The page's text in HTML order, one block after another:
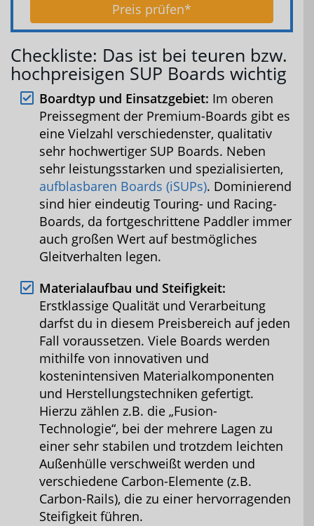
Preis prüfen*
Checkliste: Das ist bei teuren bzw.
hochpreisigen SUP Boards wichtig
Boardtyp und Einsatzgebiet: Im oberen
Preissegment der Premium-Boards gibt es
eine Vielzahl verschiedenster, qualitativ
sehr hochwertiger SUP Boards. Neben
sehr leistungsstarken und spezialisierten,
aufblasbaren Boards (iSUPs). Dominierend
sind hier eindeutig Touring- und Racing-
Boards, da fortgeschrittene Paddler immer
auch großen Wert auf bestmögliches
Gleitverhalten legen.
Materialaufbau und Steifigkeit:
Erstklassige Qualität und Verarbeitung
darfst du in diesem Preisbereich auf jeden
Fall voraussetzen. Viele Boards werden
mithilfe von innovativen und
kostenintensiven Materialkomponenten
und Herstellungstechniken gefertigt.
Hierzu zählen z.B. die „Fusion-
Technologie“, bei der mehrere Lagen zu
einer sehr stabilen und trotzdem leichten
Außenhülle verschweißt werden und
verschiedene Carbon-Elemente (z.B.
Carbon-Rails), die zu einer hervorragenden
Steifigkeit führen.